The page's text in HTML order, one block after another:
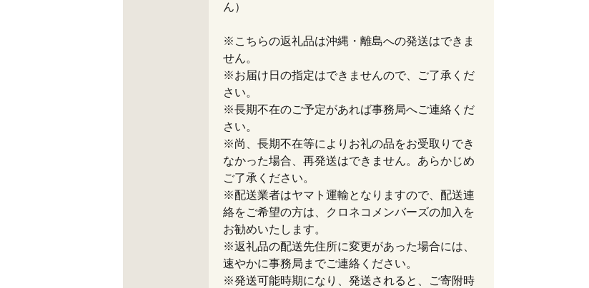
ん）
※こちらの返礼品は沖縄・離島への発送はできま
せん。
※お届け日の指定はできませんので、ご了承くだ
さい。
※長期不在のご予定があれば事務局へご連絡くだ
さい。
※尚、長期不在等によりお礼の品をお受取りでき
なかった場合、再発送はできません。あらかじめ
ご了承ください。
※配送業者はヤマト運輸となりますので、配送連
絡をご希望の方は、クロネコメンバーズの加入を
お勧めいたします。
※返礼品の配送先住所に変更があった場合には、
速やかに事務局までご連絡ください。
※発送可能時期になり、発送されると、ご寄附時